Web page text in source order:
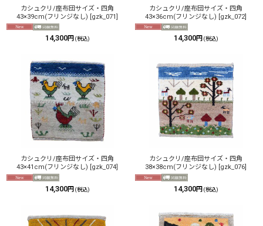
カシュクリ/座布団サイズ・四角
43×39cm(フリンジなし) [gzk_071]
14,300円 (税込)
カシュクリ/座布団サイズ・四角
43×36cm(フリンジなし) [gzk_072]
14,300円 (税込)
カシュクリ/座布団サイズ・四角
43×41cm(フリンジなし)
gzk_074
14,300円 (税込)
カシュクリ/座布団サイズ・四角
38×38cm(フリンジなし)
gzk_076
14,300円 (税込)